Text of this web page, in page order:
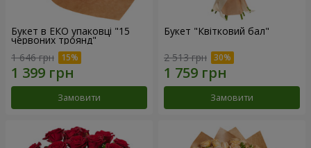
Букет в ЕКО упаковці "15
червоних троянд"
1 646 грн
Замовити
Букет "Квітковий бал"
2 513 грн
Замовити